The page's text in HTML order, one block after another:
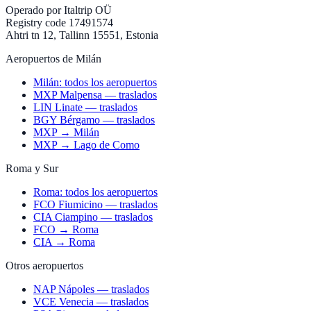
Operado porItaltrip OÜ
Registry code 17491574
Ahtri tn 12, Tallinn 15551, Estonia
Aeropuertos de Milán
Milán: todos los aeropuertos
MXP Malpensa — traslados
LIN Linate — traslados
BGY Bérgamo — traslados
MXP → Milán
MXP → Lago de Como
Roma y Sur
Roma: todos los aeropuertos
FCO Fiumicino — traslados
CIA Ciampino — traslados
FCO → Roma
CIA → Roma
Otros aeropuertos
NAP Nápoles — traslados
VCE Venecia — traslados